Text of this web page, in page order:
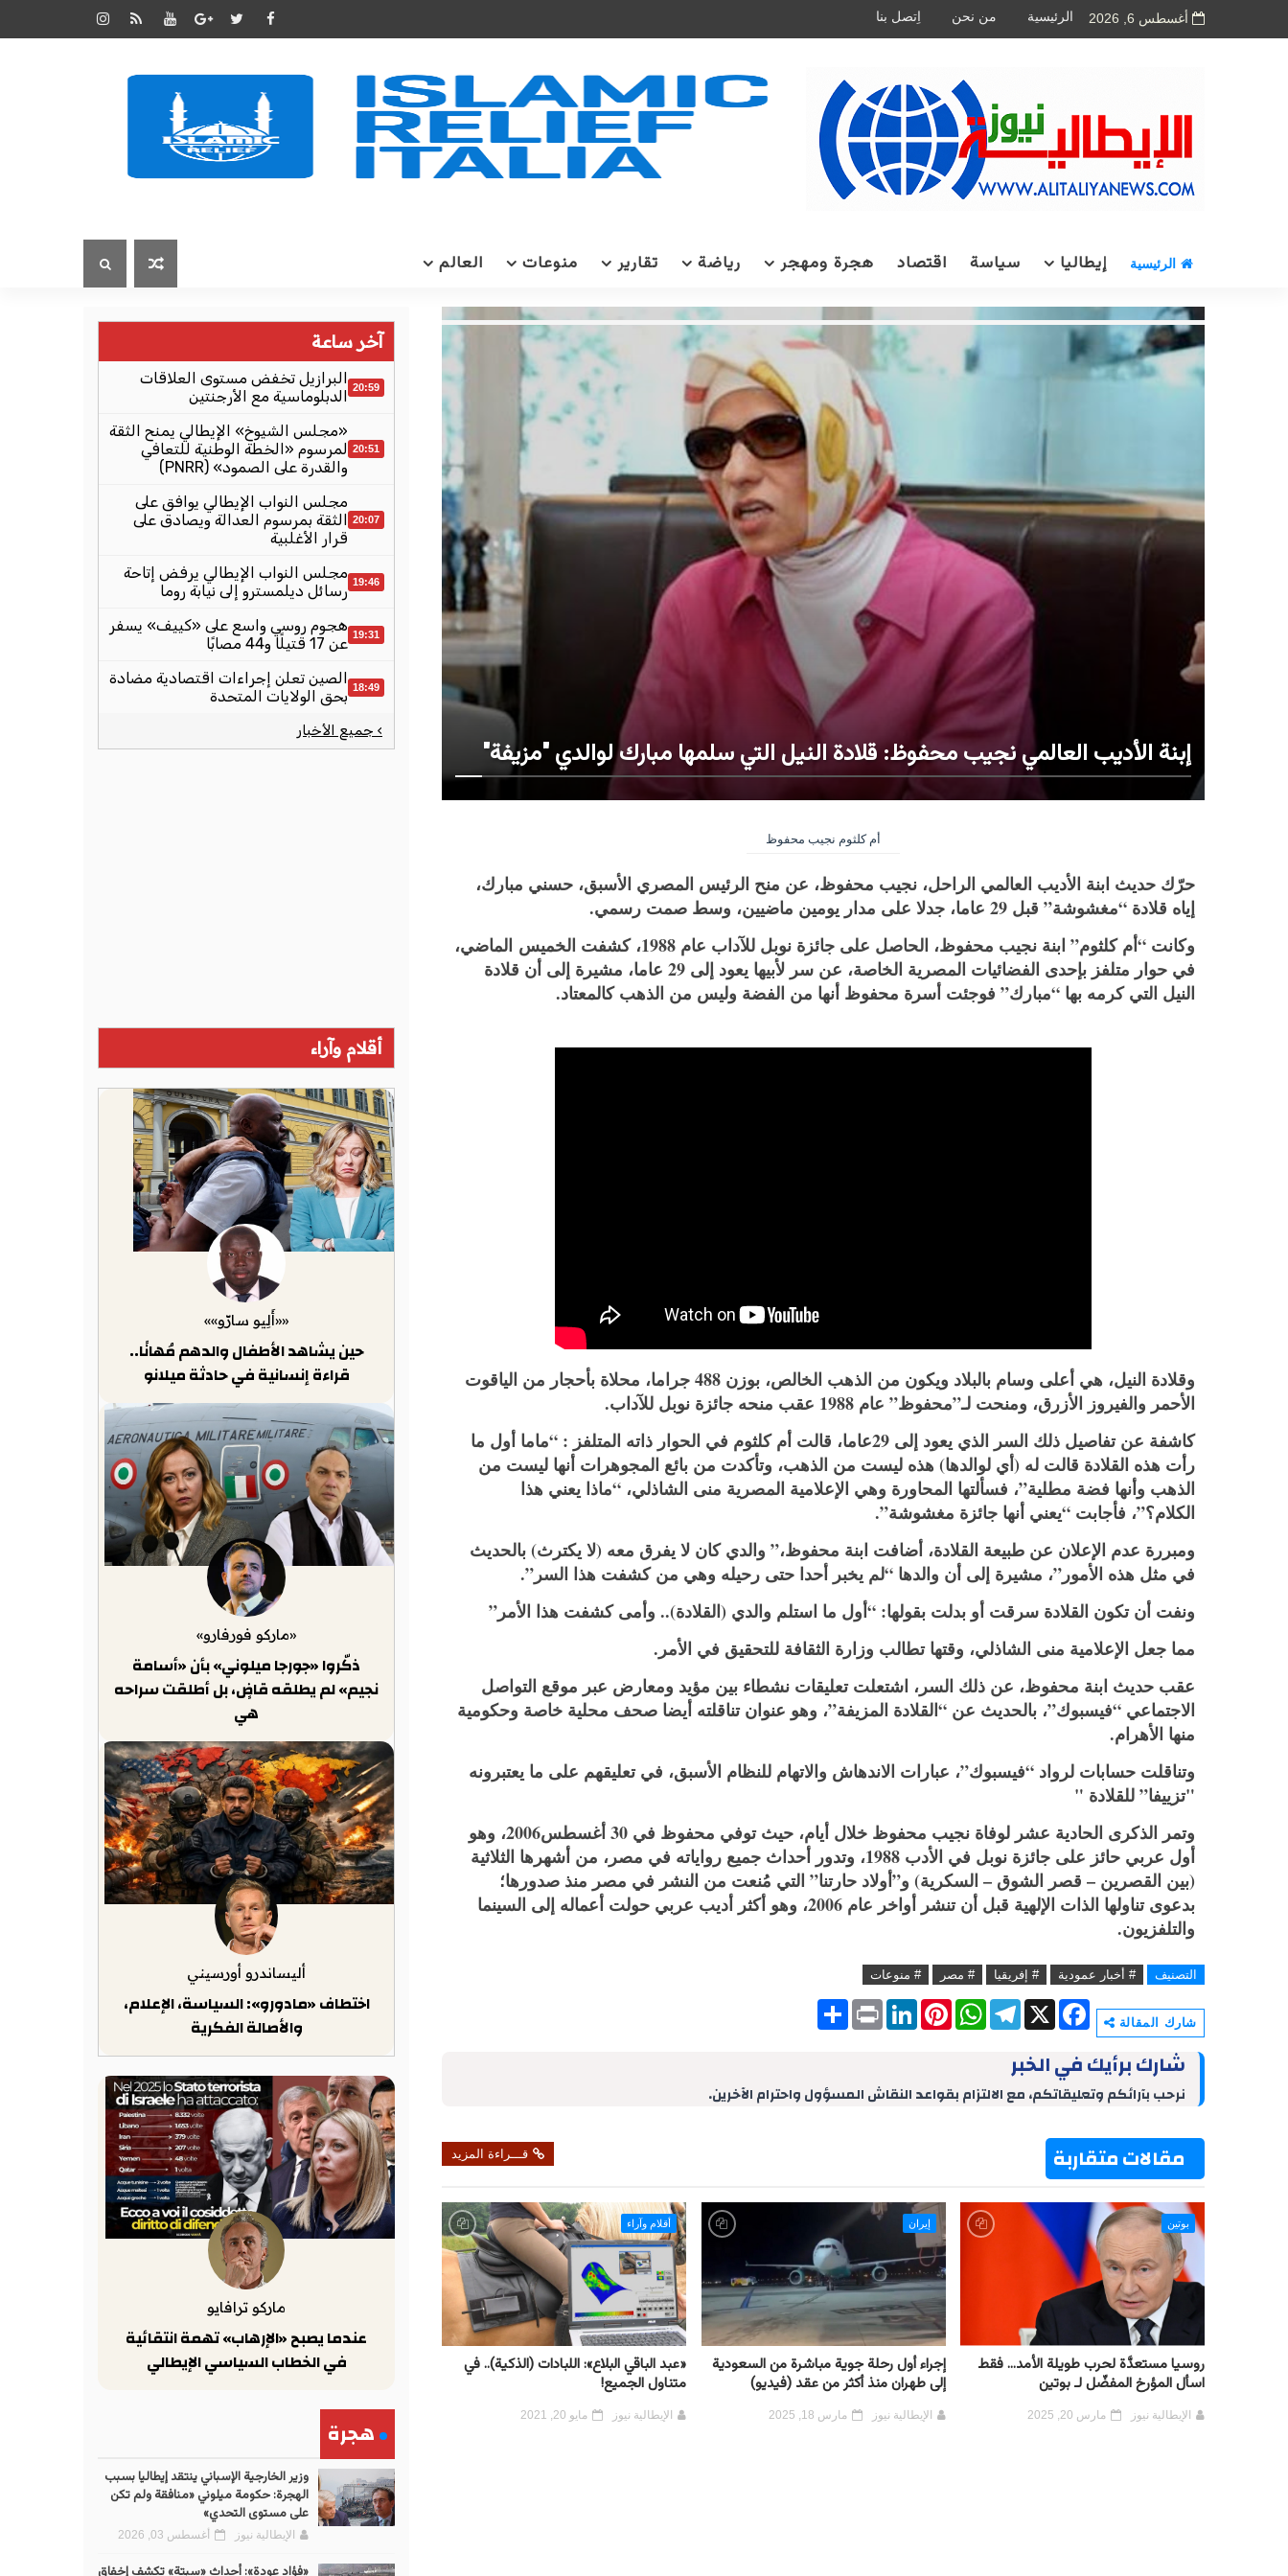
أغسطس 6, 2026 الرئيسية من نحن اِتصل بنا
الرئيسية إيطاليا سياسة اقتصاد هجرة ومهجر رياضة تقارير منوعات العالم
إبنة الأديب العالمي نجيب محفوظ: قلادة النيل التي سلمها مبارك لوالدي "مزيفة"
أم كلثوم نجيب محفوظ
حرّك حديث ابنة الأديب العالمي الراحل، نجيب محفوظ، عن منح الرئيس المصري الأسبق، حسني مبارك،
إياه قلادة “مغشوشة” قبل 29 عاما، جدلا على مدار يومين ماضيين، وسط صمت رسمي.
وكانت “أم كلثوم” ابنة نجيب محفوظ، الحاصل على جائزة نوبل للآداب عام 1988، كشفت الخميس
الماضي،
في حوار متلفز بإحدى الفضائيات المصرية الخاصة، عن سر لأبيها يعود إلى 29 عاما، مشيرة إلى أن قلادة
النيل التي كرمه بها “مبارك” فوجئت أسرة محفوظ أنها من الفضة وليس من الذهب كالمعتاد.
وقلادة النيل، هي أعلى وسام بالبلاد ويكون من الذهب الخالص، بوزن 488 جراما، محلاة بأحجار من الياقوت
الأحمر والفيروز الأزرق، ومنحت لـ”محفوظ” عام 1988 عقب منحه جائزة نوبل للآداب.
كاشفة عن تفاصيل ذلك السر الذي يعود إلى 29عاما، قالت أم كلثوم في الحوار ذاته المتلفز : “ماما أول ما
رأت هذه القلادة قالت له (أي لوالدها) هذه ليست من الذهب، وتأكدت من بائع المجوهرات أنها ليست من
الذهب وأنها فضة مطلية”، فسألتها المحاورة وهي الإعلامية المصرية منى الشاذلي، “ماذا يعني هذا
الكلام؟”، فأجابت “يعني أنها جائزة مغشوشة”.
ومبررة عدم الإعلان عن طبيعة القلادة، أضافت ابنة محفوظ،” والدي كان لا يفرق معه (لا يكترث) بالحديث
في مثل هذه الأمور”، مشيرة إلى أن والدها “لم يخبر أحدا حتى رحيله وهي من كشفت هذا السر”.
ونفت أن تكون القلادة سرقت أو بدلت بقولها: “أول ما استلم والدي (القلادة).. وأمى كشفت هذا الأمر”
مما جعل الإعلامية منى الشاذلي، وقتها تطالب وزارة الثقافة للتحقيق في الأمر.
عقب حديث ابنة محفوظ، عن ذلك السر، اشتعلت تعليقات نشطاء بين مؤيد ومعارض عبر موقع التواصل
الاجتماعي “فيسبوك”، بالحديث عن “القلادة المزيفة”، وهو عنوان تناقلته أيضا صحف محلية خاصة وحكومية
منها الأهرام.
وتناقلت حسابات لرواد “فيسبوك”، عبارات الاندهاش والاتهام للنظام الأسبق، في تعليقهم على ما يعتبرونه
"تزييفا” للقلادة "
وتمر الذكرى الحادية عشر لوفاة نجيب محفوظ خلال أيام، حيث توفي محفوظ في 30 أغسطس2006، وهو
أول عربي حائز على جائزة نوبل في الأدب 1988، وتدور أحداث جميع رواياته في مصر، من أشهرها الثلاثية
(بين القصرين – قصر الشوق – السكرية) و”أولاد حارتنا” التي مُنعت من النشر في مصر منذ صدورها؛
بدعوى تناولها الذات الإلهية قبل أن تنشر أواخر عام 2006، وهو أكثر أديب عربي حولت أعماله إلى السينما
والتلفزيون.
التصنيف # أخبار عمودية # إفريقيا # مصر # منوعات
شارك المقالة
S
P
r
L
I
P
e
W
h
p
T
e
g
a
X
F
a
b
o
شارك برأيك في الخبر
نرحب بآرائكم وتعليقاتكم، مع الالتزام بقواعد النقاش المسؤول واحترام الآخرين.
مقالات متقاربة قـــراءة المزيد
بوتين
روسيا مستعدَّة لحرب طويلة الأمد... فقط
اسأل المؤرخ المفضّل لـ بوتين
الإيطالية نيوز مارس 20, 2025
إيران
إجراء أول رحلة جوية مباشرة من السعودية
إلى طهران منذ أكثر من عقد (فيديو)
الإيطالية نيوز مارس 18, 2025
أقلام وآراء
«عبد الباقي البلاع»: اللبادات (الذكية).. في
متناول الجميع!
الإيطالية نيوز مايو 20, 2021
آخر ساعة
20:59 البرازيل تخفض مستوى العلاقات
الدبلوماسية مع الأرجنتين
20:51
«مجلس الشيوخ» الإيطالي يمنح الثقة
لمرسوم «الخطة الوطنية للتعافي
والقدرة على الصمود» (PNRR)
20:07
مجلس النواب الإيطالي يوافق على
الثقة بمرسوم العدالة ويصادق على
قرار الأغلبية
19:46 مجلس النواب الإيطالي يرفض إتاحة
رسائل ديلمسترو إلى نيابة روما
19:31 هجوم روسي واسع على «كييف» يسفر
عن 17 قتيلًا و44 مصابًا
18:49 الصين تعلن إجراءات اقتصادية مضادة
بحق الولايات المتحدة
› جميع الأخبار
أقلام وآراء
««أَلِيو سارّو»»
حين يشاهد الأطفال والدهم مُهانًا..
قراءة إنسانية في حادثة ميلانو
«ماركو فورفارو»
ذكّروا «جورجا ميلوني» بأن «أسامة
نجيم» لم يطلقه قاضٍ، بل أطلقت سراحه
هي
أليساندرو أورسيني
اختطاف «مادورو»: السياسة، الإعلام،
والأصالة الفكرية
ماركو ترافايو
عندما يصبح «الإرهاب» تهمة انتقائية
في الخطاب السياسي الإيطالي
هجرة
وزير الخارجية الإسباني ينتقد إيطاليا بسبب
الهجرة: حكومة ميلوني «منافقة ولم تكن
على مستوى التحدي»
الإيطالية نيوز أغسطس 03, 2026
«فؤاد عودة»: أحداث «سبتة» تكشف إخفاق